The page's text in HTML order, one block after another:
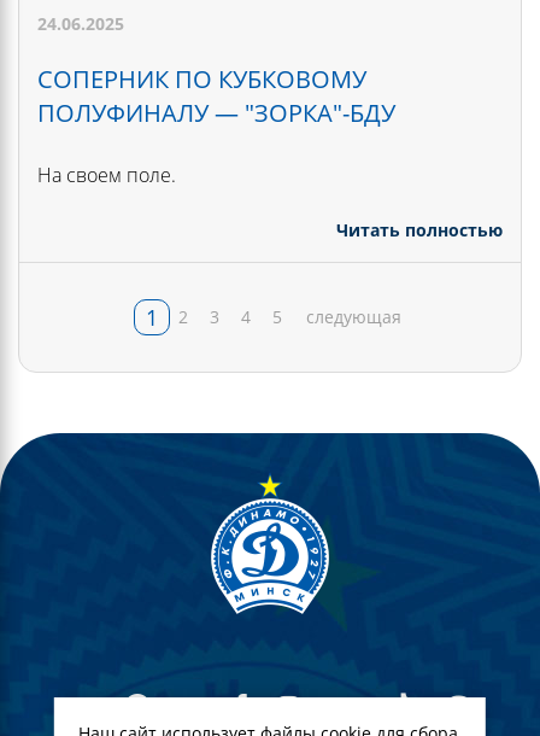
24.06.2025
СОПЕРНИК ПО КУБКОВОМУ
ПОЛУФИНАЛУ — "ЗОРКА"-БДУ
На своем поле.
Читать полностью
1 2 3 4 5 следующая